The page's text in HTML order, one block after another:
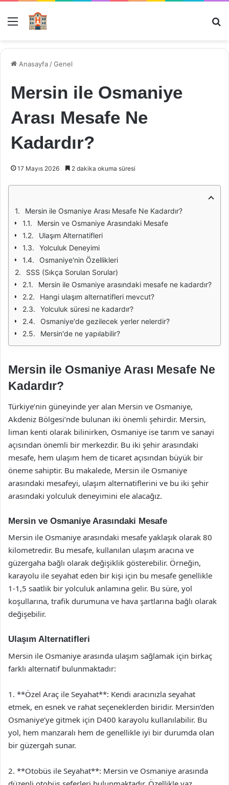
Menü
Anasayfa /Genel
Mersin ile Osmaniye
Arası Mesafe Ne
Kadardır?
17 Mayıs 2026 2 dakika okuma süresi
Mersin ile Osmaniye Arası Mesafe Ne Kadardır?
Mersin ve Osmaniye Arasındaki Mesafe
Ulaşım Alternatifleri
Yolculuk Deneyimi
Osmaniye'nin Özellikleri
SSS (Sıkça Sorulan Sorular)
Mersin ile Osmaniye arasındaki mesafe ne kadardır?
Hangi ulaşım alternatifleri mevcut?
Yolculuk süresi ne kadardır?
Osmaniye'de gezilecek yerler nelerdir?
Mersin'de ne yapılabilir?
Mersin ile Osmaniye Arası Mesafe Ne
Kadardır?
Türkiye’nin güneyinde yer alan Mersin ve Osmaniye,
Akdeniz Bölgesi’nde bulunan iki önemli şehirdir. Mersin,
liman kenti olarak bilinirken, Osmaniye ise tarım ve sanayi
açısından önemli bir merkezdir. Bu iki şehir arasındaki
mesafe, hem ulaşım hem de ticaret açısından büyük bir
öneme sahiptir. Bu makalede, Mersin ile Osmaniye
arasındaki mesafeyi, ulaşım alternatiflerini ve bu iki şehir
arasındaki yolculuk deneyimini ele alacağız.
Mersin ve Osmaniye Arasındaki Mesafe
Mersin ile Osmaniye arasındaki mesafe yaklaşık olarak 80
kilometredir. Bu mesafe, kullanılan ulaşım aracına ve
güzergaha bağlı olarak değişiklik gösterebilir. Örneğin,
karayolu ile seyahat eden bir kişi için bu mesafe genellikle
1-1,5 saatlik bir yolculuk anlamına gelir. Bu süre, yol
koşullarına, trafik durumuna ve hava şartlarına bağlı olarak
değişebilir.
Ulaşım Alternatifleri
Mersin ile Osmaniye arasında ulaşım sağlamak için birkaç
farklı alternatif bulunmaktadır:
1. **Özel Araç ile Seyahat**: Kendi aracınızla seyahat
etmek, en esnek ve rahat seçeneklerden biridir. Mersin’den
Osmaniye’ye gitmek için D400 karayolu kullanılabilir. Bu
yol, hem manzaralı hem de genellikle iyi bir durumda olan
bir güzergah sunar.
2. **Otobüs ile Seyahat**: Mersin ve Osmaniye arasında